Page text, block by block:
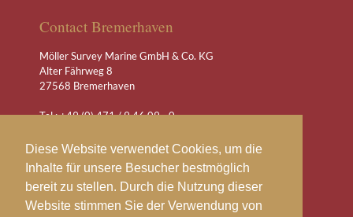
Diese Website verwendet Cookies, um die
Inhalte für unsere Besucher bestmöglich
bereit zu stellen. Durch die Nutzung dieser
Website stimmen Sie der Verwendung von
Contact Bremerhaven
Möller Survey Marine GmbH & Co. KG
Alter Fährweg 8
27568 Bremerhaven
Tel.: +49 (0) 471 / 9 46 09 - 0
(24/7) +(49) 471 / 9 46 09
office@moeller-expert.com
www.moeller-expert.com